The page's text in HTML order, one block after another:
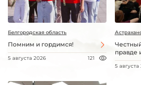
Белгородская область
Помним и гордимся!
5 августа 2026 121
правде
5 августа